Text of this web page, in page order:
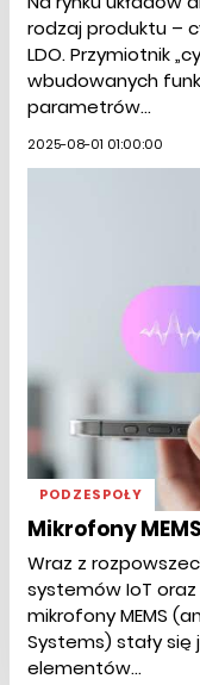
rodzaj produktu –
LDO. Przymiotnik
wbudowanych
parametrów...
2025-08-01 01:00:00
PODZESPOŁY
Mikrofony
Wraz z
systemów IoT
mikrofony MEMS
Systems) stały
elementów...